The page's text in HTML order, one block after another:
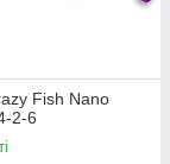
Fish Nano
2-6